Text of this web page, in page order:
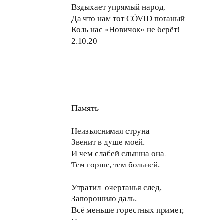
Вздыхает упрямый народ.
Да что нам тот CÓVID поганый –
Коль нас «Новичок» не берёт!
2.10.20
Память
Неизъяснимая струна
Звенит в душе моей.
И чем слабей слышна она,
Тем горше, тем больней.
Утратил очертанья след,
Запорошило даль.
Всё меньше горестных примет,